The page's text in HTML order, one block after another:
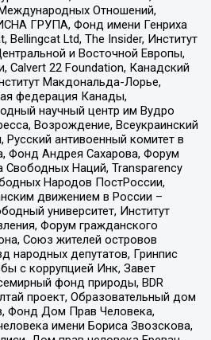
Отношений,
ГРУПА, Фонд имени Генриха
Bellingcat Ltd, The Insider, Институт
и Восточной Европы,
Calvert 22 Foundation, Канадский
Макдональда-Лорье,
федерация Канады,
научный центр им Вудро
Возрождение, Всеукраинский
антивоенный комитет в
Фонд Андрея Сахарова, Форум
Свободных Наций, Transparеncy
Народов ПостРоссии,
движением в России –
университет, Институт
Форум гражданского
Союз жителей островов
народных депутатов, Гринпис
с коррупцией Инк, Завет
фонд природы, BDR
проект, Образовательный дом
Фонд Дом Прав Человека,
имени Бориса Звозскова,